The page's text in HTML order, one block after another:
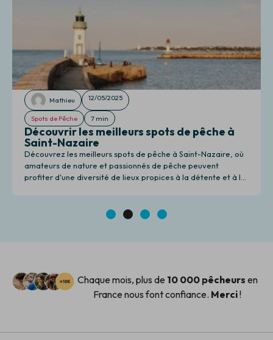
Mathieu 12/05/2025
Spots de Pêche 7 min
Découvrir les meilleurs spots de pêche à
Saint-Nazaire
Découvrez les meilleurs spots de pêche à Saint-Nazaire, où
amateurs de nature et passionnés de pêche peuvent
profiter d'une diversité de lieux propices à la détente et à la
3 4
Chaque mois, plus de 10 000 pêcheurs en
France nous font confiance. Merci!